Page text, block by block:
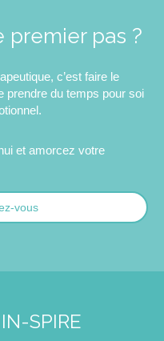
premier pas ?
c’est faire le
prendre du temps pour soi
et amorcez votre
vous
SPIRE